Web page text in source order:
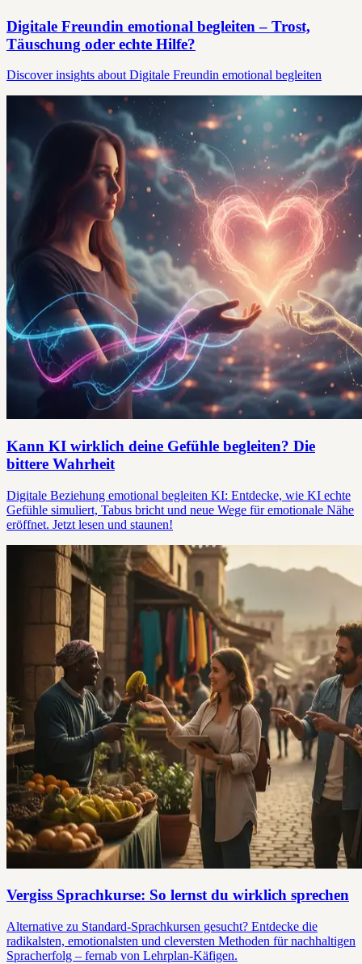
Digitale Freundin emotional begleiten – Trost,
Täuschung oder echte Hilfe?
Discover insights about Digitale Freundin emotional begleiten
Kann KI wirklich deine Gefühle begleiten? Die
bittere Wahrheit
Digitale Beziehung emotional begleiten KI: Entdecke, wie KI echte
Gefühle simuliert, Tabus bricht und neue Wege für emotionale Nähe
eröffnet. Jetzt lesen und staunen!
Vergiss Sprachkurse: So lernst du wirklich sprechen
Alternative zu Standard-Sprachkursen gesucht? Entdecke die
radikalsten, emotionalsten und cleversten Methoden für nachhaltigen
Spracherfolg – fernab von Lehrplan-Käfigen.